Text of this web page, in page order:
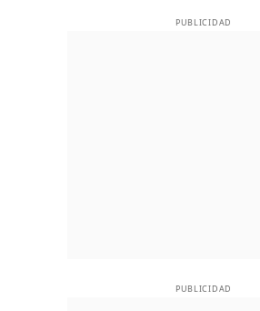
PUBLICIDAD
PUBLICIDAD